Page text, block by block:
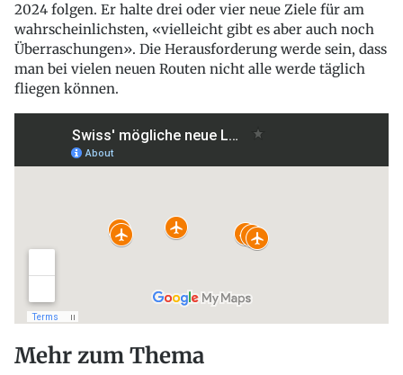
2024 folgen. Er halte drei oder vier neue Ziele für am
wahrscheinlichsten, «vielleicht gibt es aber auch noch
Überraschungen». Die Herausforderung werde sein, dass
man bei vielen neuen Routen nicht alle werde täglich
fliegen können.
Mehr zum Thema